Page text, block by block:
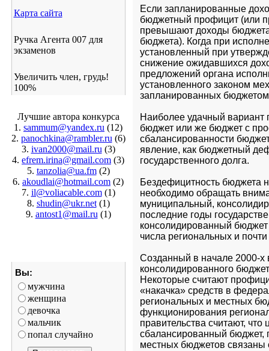
Карта сайта
Ручка Агента 007 для
экзаменов
Увеличить член, грудь!
100%
Лучшие автора конкурса
1. sammum@yandex.ru (12)
2. panochkina@rambler.ru (6)
3. ivan2000@mail.ru (3)
4. efrem.irina@gmail.com (3)
5. tanzolia@ua.fm (2)
6. akoudlai@hotmail.com (2)
7. il@voliacable.com (1)
8. shudin@ukr.net (1)
9. antost1@mail.ru (1)
Вы:
мужчина
женщина
девочка
мальчик
попал случайно
Если запланированные
бюджетный профицит (или
превышают доходы
бюджета). Когда при
установленный при
снижение ожидавшихся
предложений органа
установленного законом
запланированных бюджетом
Наиболее удачный вариант
бюджет или же бюджет с
сбалансированности
явление, как бюджетный
государственного долга.
Бездефицитность бюджета
необходимо обращать
муниципальный,
последние годы
консолидированный
числа региональных и
Созданный в начале 2000-
консолидированного
Некоторые считают
«накачка» средств в
региональных и местных
функционирования
правительства считают,
сбалансированный
местных бюджетов связаны